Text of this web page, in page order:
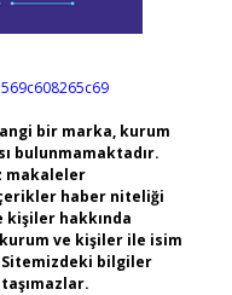
bir marka, kurum
bulunmamaktadır.
makaleler
haber niteliği
kişiler hakkında
ve kişiler ile isim
bilgiler